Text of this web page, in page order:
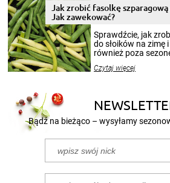
pełni poczuć
miesięcy.
patenty, które
przetworów.
Jak zrobić fasolkę szparagową
Jak zawekować?
Sprawdźcie, jak
do słoików na zimę
również poza
nasze propozycje!
Czytaj więcej
Bądź na bieżąco – wysyłamy